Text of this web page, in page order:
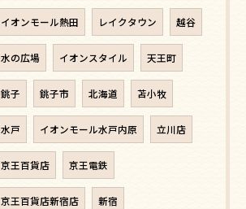
イオンモール熱田 レイクタウン 越谷
水の広場 イオンスタイル 天王町
銚子 銚子市 北海道 苫小牧
水戸 イオンモール水戸内原 立川店
京王百貨店 京王電鉄
京王百貨店新宿店 新宿